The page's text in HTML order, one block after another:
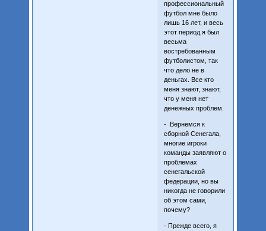
профессиональный
футбол мне было
лишь 16 лет, и весь
этот период я был
весьма
востребованным
футболистом, так
что дело не в
деньгах. Все кто
меня знают, знают,
что у меня нет
денежных проблем.
- Вернемся к
сборной Сенегала,
многие игроки
команды заявляют о
проблемах
сенегальской
федерации, но вы
никогда не говорили
об этом сами,
почему?
- Прежде всего, я